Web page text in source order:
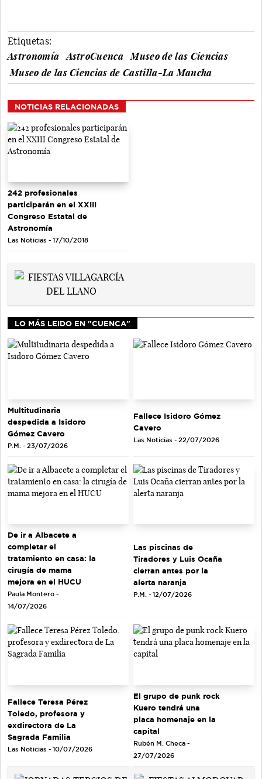
Etiquetas:
Astronomía
AstroCuenca
Museo de las Ciencias
Museo de las Ciencias de Castilla-La Mancha
NOTICIAS RELACIONADAS
242 profesionales
participarán en el XXIII
Congreso Estatal de
Astronomía
Las Noticias - 17/10/2018
LO MÁS LEIDO EN "CUENCA"
Multitudinaria
despedida a Isidoro
Gómez Cavero
P.M. - 23/07/2026
Fallece Isidoro Gómez
Cavero
Las Noticias - 22/07/2026
De ir a Albacete a
completar el
tratamiento en casa: la
cirugía de mama
mejora en el HUCU
Paula Montero -
14/07/2026
Las piscinas de
Tiradores y Luis Ocaña
cierran antes por la
alerta naranja
P.M. - 12/07/2026
Fallece Teresa Pérez
Toledo, profesora y
exdirectora de La
Sagrada Familia
Las Noticias - 10/07/2026
El grupo de punk rock
Kuero tendrá una
placa homenaje en la
capital
Rubén M. Checa -
27/07/2026